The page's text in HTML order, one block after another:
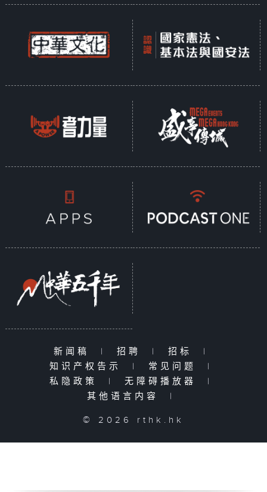
新闻稿 | 招聘 | 招标
|
知识产权告示
| 常见问题
|
私隐政策
| 无障碍播放器
|
其他语言内容
|
© 2026 rthk.hk